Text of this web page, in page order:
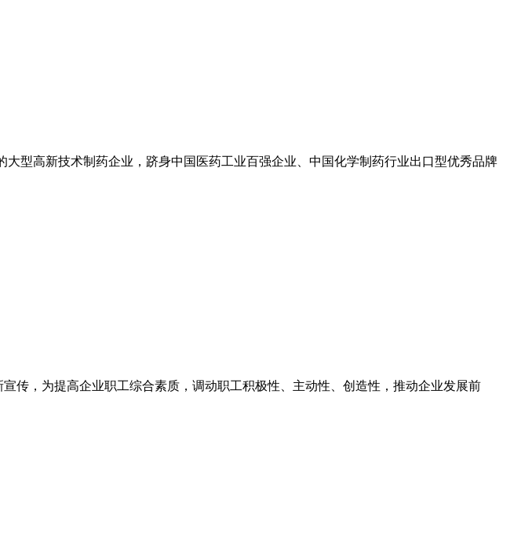
型高新技术制药企业，跻身中国医药工业百强企业、中国化学制药行业出口型优秀品牌
传，为提高企业职工综合素质，调动职工积极性、主动性、创造性，推动企业发展前